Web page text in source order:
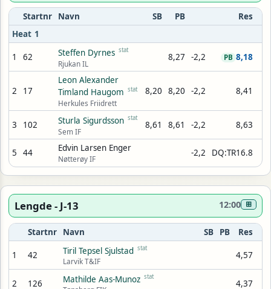
Startnr Navn SB PB
Res
Heat 1
1 62 Steffen Dyrnes stat
Rjukan IL
8,27 -2,2 8,18
PB
2 17
Leon Alexander
Timland Haugom stat
Herkules Friidrett
8,20 8,20 -2,2 8,41
3 102 Sturla Sigurdsson stat
Sem IF
8,61 8,61 -2,2 8,63
5 44 Edvin Larsen Enger
Nøtterøy IF
-2,2 DQ:TR16.8
Lengde - J-13 12:00 ⊞
Startnr Navn SB PB Res
1 42 Tiril Tepsel Sjulstad stat
Larvik T&IF
4,57
2 126 Mathilde Aas-Munoz stat
4,37